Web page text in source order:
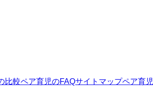
比較ペア育児のFAQサイトマップペア育児